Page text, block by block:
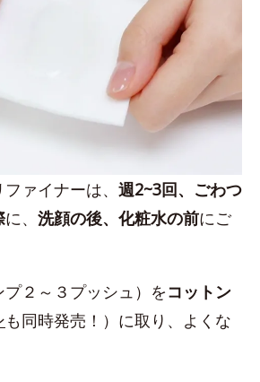
ァイナーは、 週2~3回、ごわつ
に、 洗顔の後、化粧水の前にご
２～３プッシュ）をコットン
も同時発売！）に取り、よくな